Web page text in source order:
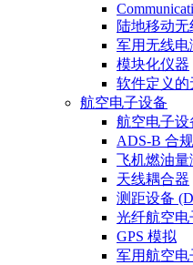
陆地移动
军用无线电
模块化仪器
软件定义
航空电子设备
航空电子设
ADS-B 合
飞机燃油量
天线耦合器
测距设备
光纤航空电
GPS 模拟
军用航空电